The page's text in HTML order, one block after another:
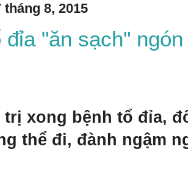
8, 2015
đỉa "ăn sạch"
trị xong bệnh tổ đỉa,
thể đi, đành ngậm